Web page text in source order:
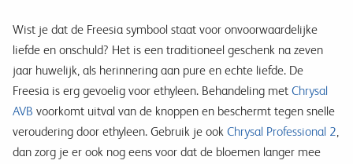
Wist je dat de Freesia symbool staat voor onvoorwaardelijke
liefde en onschuld? Het is een traditioneel geschenk na zeven
jaar huwelijk, als herinnering aan pure en echte liefde. De
Freesia is erg gevoelig voor ethyleen. Behandeling met Chrysal
AVB voorkomt uitval van de knoppen en beschermt tegen snelle
veroudering door ethyleen. Gebruik je ook Chrysal Professional 2,
dan zorg je er ook nog eens voor dat de bloemen langer mee